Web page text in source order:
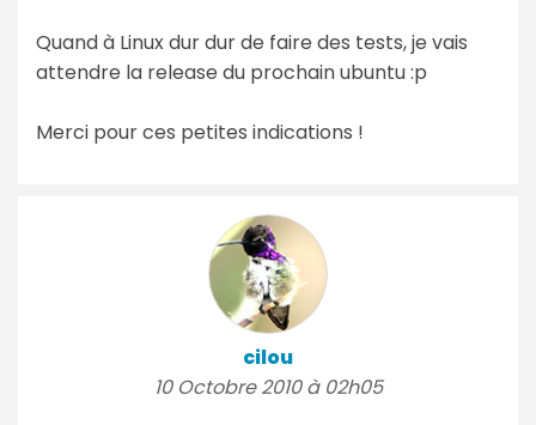
Quand à Linux dur dur de faire des tests, je vais
attendre la release du prochain ubuntu :p
Merci pour ces petites indications !
cilou
10 Octobre 2010 à 02h05